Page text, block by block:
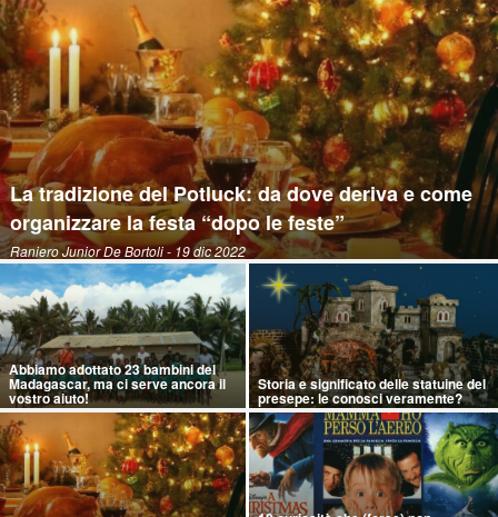
La tradizione del Potluck: da dove deriva e come
organizzare la festa “dopo le feste”
Raniero Junior De Bortoli- 19 dic 2022
Abbiamo adottato 23 bambini del
Madagascar, ma ci serve ancora il
vostro aiuto!
Storia e significato delle statuine del
presepe: le conosci veramente?